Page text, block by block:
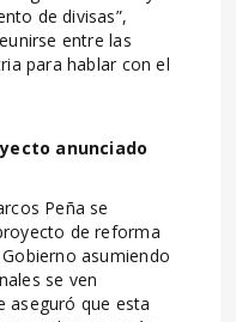
de divisas”,
entre las
para hablar con el
anunciado
Peña se
de reforma
asumiendo
se ven
aseguró que esta